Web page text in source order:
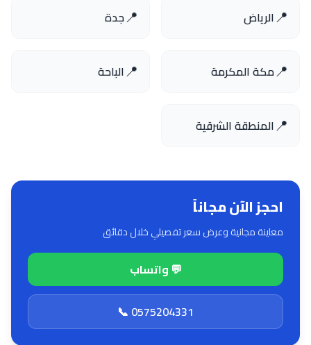
📍الرياض 📍جدة
📍مكة المكرمة 📍الباحة
📍المنطقة الشرقية
احجز الآن مجاناً
معاينة مجانية وعرض سعر تفصيلي خلال دقائق
💬 واتساب
📞 0575204331